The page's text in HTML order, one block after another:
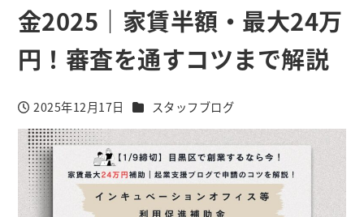
金2025｜家賃半額・最大24万
円！審査を通すコツまで解説
投稿日
2025年12月17日 カテゴリー
スタッフブログ